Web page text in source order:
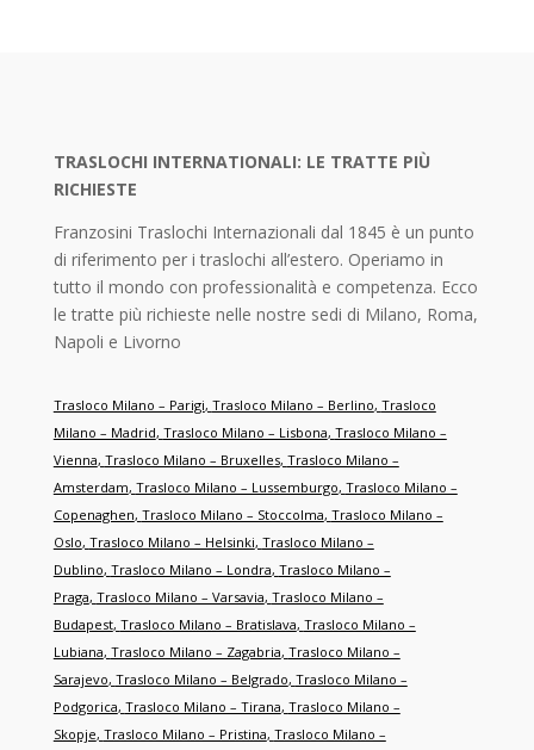
TRASLOCHI INTERNATIONALI: LE TRATTE PIÙ
RICHIESTE
Franzosini Traslochi Internazionali dal 1845 è un punto
di riferimento per i traslochi all’estero. Operiamo in
tutto il mondo con professionalità e competenza. Ecco
le tratte più richieste nelle nostre sedi di Milano, Roma,
Napoli e Livorno
Trasloco Milano – Parigi, Trasloco Milano – Berlino, Trasloco
Milano – Madrid, Trasloco Milano – Lisbona, Trasloco Milano –
Vienna, Trasloco Milano – Bruxelles, Trasloco Milano –
Amsterdam, Trasloco Milano – Lussemburgo, Trasloco Milano –
Copenaghen, Trasloco Milano – Stoccolma, Trasloco Milano –
Oslo, Trasloco Milano – Helsinki, Trasloco Milano –
Dublino, Trasloco Milano – Londra, Trasloco Milano –
Praga, Trasloco Milano – Varsavia, Trasloco Milano –
Budapest, Trasloco Milano – Bratislava, Trasloco Milano –
Lubiana, Trasloco Milano – Zagabria, Trasloco Milano –
Sarajevo, Trasloco Milano – Belgrado, Trasloco Milano –
Podgorica, Trasloco Milano – Tirana, Trasloco Milano –
Skopje, Trasloco Milano – Pristina, Trasloco Milano –